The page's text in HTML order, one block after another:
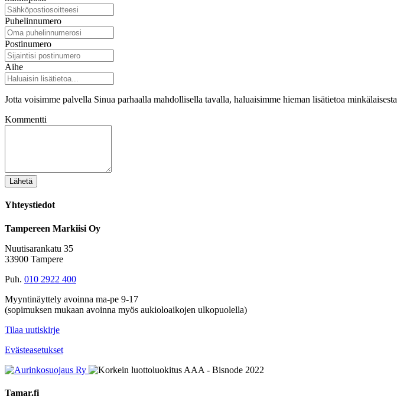
Puhelinnumero
Postinumero
Aihe
Jotta voisimme palvella Sinua parhaalla mahdollisella tavalla, haluaisimme hieman lisätietoa
Kommentti
Lähetä
Yhteystiedot
Tampereen Markiisi Oy
Nuutisarankatu 35
33900 Tampere
Puh. 010 2922 400
Myyntinäyttely avoinna ma-pe 9-17
(sopimuksen mukaan avoinna myös aukioloaikojen ulkopuolella)
Tilaa uutiskirje
Evästeasetukset
Tamar.fi